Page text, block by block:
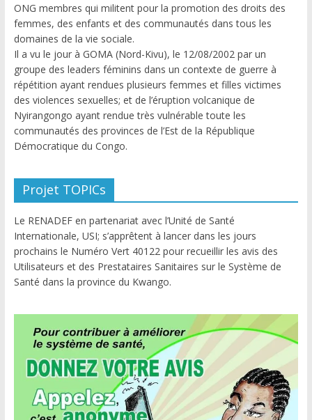
ONG membres qui militent pour la promotion des droits des
femmes, des enfants et des communautés dans tous les
domaines de la vie sociale.
Il a vu le jour à GOMA (Nord-Kivu), le 12/08/2002 par un
groupe des leaders féminins dans un contexte de guerre à
répétition ayant rendues plusieurs femmes et filles victimes
des violences sexuelles; et de l’éruption volcanique de
Nyirangongo ayant rendue très vulnérable toute les
communautés des provinces de l’Est de la République
Démocratique du Congo.
Projet TOPICs
Le RENADEF en partenariat avec l’Unité de Santé
Internationale, USI; s’apprêtent à lancer dans les jours
prochains le Numéro Vert 40122 pour recueillir les avis des
Utilisateurs et des Prestataires Sanitaires sur le Système de
Santé dans la province du Kwango.